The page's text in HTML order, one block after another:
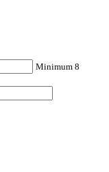
Minimum 8